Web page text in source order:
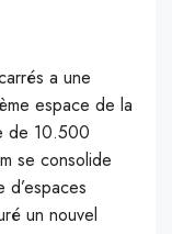
a une
espace de la
de 10.500
se consolide
d’espaces
un nouvel